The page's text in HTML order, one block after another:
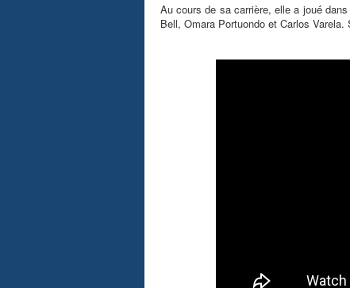
Au cours de sa carrière, elle a joué́
Bell, Omara Portuondo et Carlos